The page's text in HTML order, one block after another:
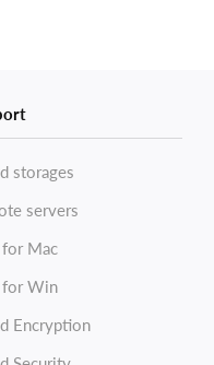
storages
servers
for Mac
for Win
Encryption